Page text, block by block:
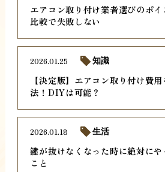
エアコン取り付け業者選びのポイ
比較で失敗しない
【決定版】エアコン取り付け費
法！DIYは可能？
2026.01.25 知識
鍵が抜けなくなった時に絶対にや
こと
2026.01.18 生活